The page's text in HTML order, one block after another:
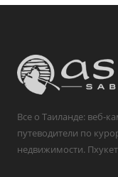
Все о Таиланде: веб-
путеводители по
недвижимости.